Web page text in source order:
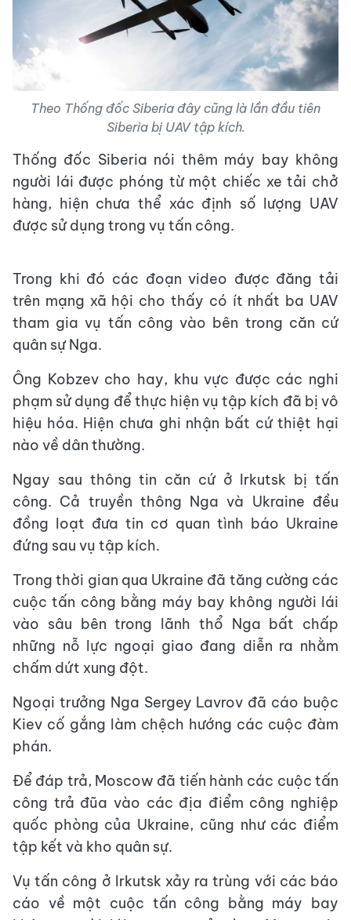
Theo Thống đốc Siberia đây cũng là lần đầu tiên
Siberia bị UAV tập kích.
Thống đốc Siberia nói thêm máy bay không
người lái được phóng từ một chiếc xe tải chở
hàng, hiện chưa thể xác định số lượng UAV
được sử dụng trong vụ tấn công.
Trong khi đó các đoạn video được đăng tải
trên mạng xã hội cho thấy có ít nhất ba UAV
tham gia vụ tấn công vào bên trong căn cứ
quân sự Nga.
Ông Kobzev cho hay, khu vực được các nghi
phạm sử dụng để thực hiện vụ tập kích đã bị vô
hiệu hóa. Hiện chưa ghi nhận bất cứ thiệt hại
nào về dân thường.
Ngay sau thông tin căn cứ ở Irkutsk bị tấn
công. Cả truyền thông Nga và Ukraine đều
đồng loạt đưa tin cơ quan tình báo Ukraine
đứng sau vụ tập kích.
Trong thời gian qua Ukraine đã tăng cường các
cuộc tấn công bằng máy bay không người lái
vào sâu bên trong lãnh thổ Nga bất chấp
những nỗ lực ngoại giao đang diễn ra nhằm
chấm dứt xung đột.
Ngoại trưởng Nga Sergey Lavrov đã cáo buộc
Kiev cố gắng làm chệch hướng các cuộc đàm
phán.
Để đáp trả, Moscow đã tiến hành các cuộc tấn
công trả đũa vào các địa điểm công nghiệp
quốc phòng của Ukraine, cũng như các điểm
tập kết và kho quân sự.
Vụ tấn công ở Irkutsk xảy ra trùng với các báo
cáo về một cuộc tấn công bằng máy bay